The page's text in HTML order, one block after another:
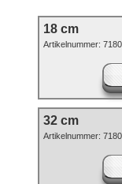
18 cm
Artikelnummer:
32 cm
Artikelnummer: